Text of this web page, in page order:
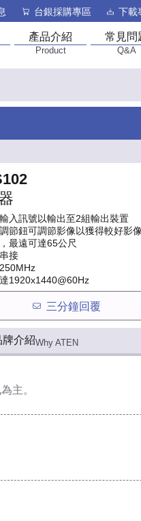
台銀採購專區 下載
產品介紹
Product
常見問
Q&A
入訊號以輸出至2組輸出裝置
節鈕可調節影像以獲得較好影
最遠可達65公尺
接
1920x1440@60Hz
三分鐘回覆
牌介紹Why ATEN
主。